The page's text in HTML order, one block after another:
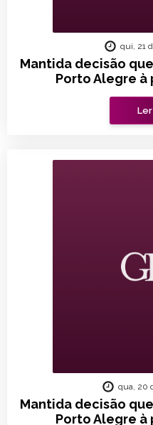
Mantida decisão
Porto Alegre
qui, 21
Ler
Mantida decisão
Porto Alegre
qua, 20